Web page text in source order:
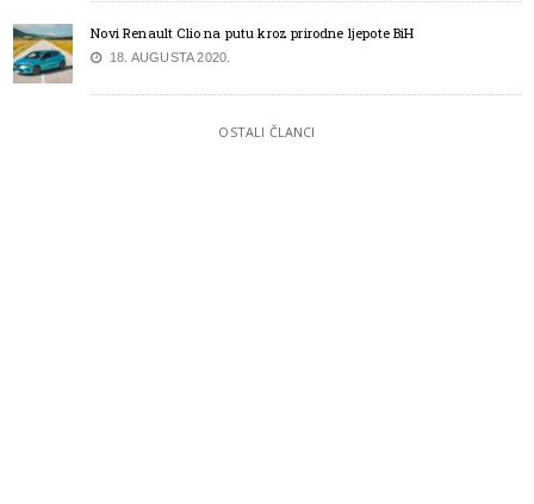
Novi Renault Clio na putu kroz prirodne ljepote BiH
18. AUGUSTA 2020.
OSTALI ČLANCI